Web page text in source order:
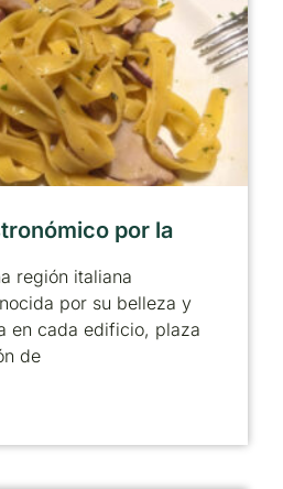
por la
región italiana
por su belleza y
en cada edificio, plaza
de